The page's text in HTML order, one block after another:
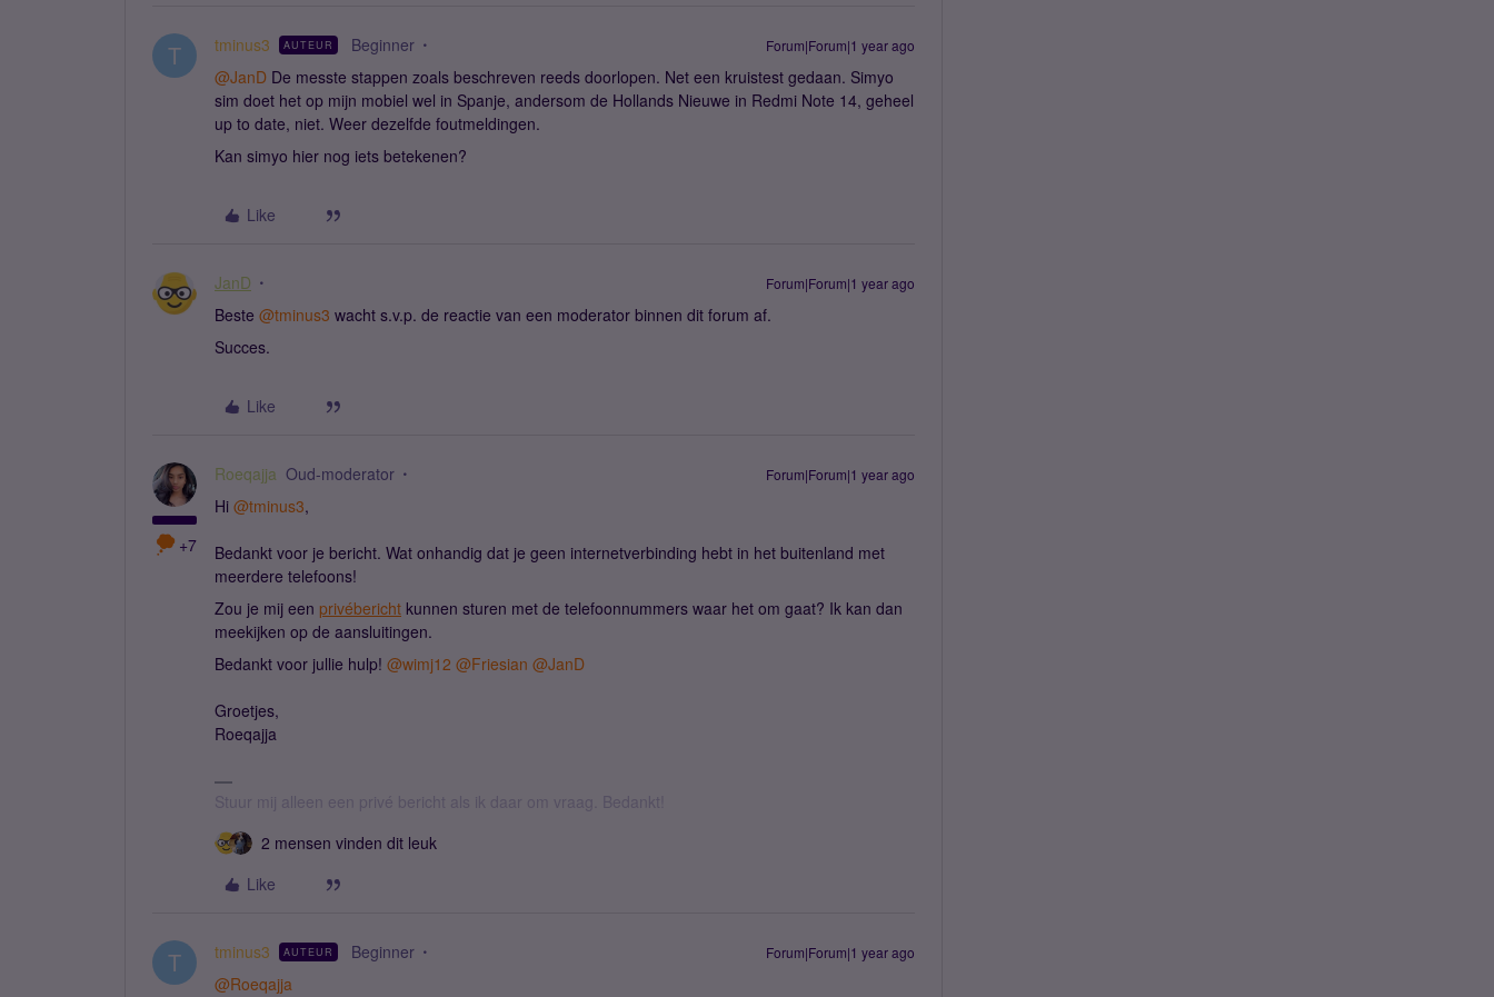
T tminus3 AUTEUR Beginner Forum|Forum|1 year ago
@JanD De messte stappen zoals beschreven reeds doorlopen. Net een kruistest gedaan. Simyo
sim doet het op mijn mobiel wel in Spanje, andersom de Hollands Nieuwe in Redmi Note 14, geheel
up to date, niet. Weer dezelfde foutmeldingen.
Kan simyo hier nog iets betekenen?
Like
JanD Forum|Forum|1 year ago
Beste ​ @tminus3 wacht s.v.p. de reactie van een moderator binnen dit forum af.
Succes.
Like
+7
Roeqajja Oud-moderator Forum|Forum|1 year ago
Hi ​ @tminus3,
Bedankt voor je bericht. Wat onhandig dat je geen internetverbinding hebt in het buitenland met
meerdere telefoons!
Zou je mij een privébericht kunnen sturen met de telefoonnummers waar het om gaat? Ik kan dan
meekijken op de aansluitingen.
Bedankt voor jullie hulp! ​ @wimj12 @Friesian @JanD
Groetjes,
Roeqajja
Stuur mij alleen een privé bericht als ik daar om vraag. Bedankt!
2 mensen vinden dit leuk
Like
T tminus3 AUTEUR Beginner Forum|Forum|1 year ago
@Roeqajja